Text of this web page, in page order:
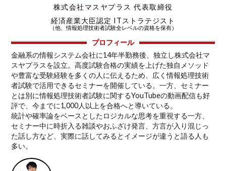
株式会社マスヤプラス 代表取締役
経済産業大臣認定 ITストラテジスト
（他、情報処理技術者試験全レベルの資格を保有）
プロフィール
金融系の情報システム会社に14年半勤務後、独立し株式会社マ
スヤプラスを設立。高度試験合格の実績を上げた独自メソッド
や豊富な受験経験を多くの人に伝えるため、広く情報処理技術
者試験で活用できるセミナーを開催している。一方、セミナー
とは別に情報処理技術者試験に関するYouTubeの動画配信も好
評で、今までに1,000人以上を合格へと導いている。
統計や確率論をベースとしたロジカルな思考を重視する一方、
セミナー中に時折入る雑談やおふざけ発言、方言が入り混じっ
た話し方など、実際に話してみるとイメージが違うと語る人も
多い。